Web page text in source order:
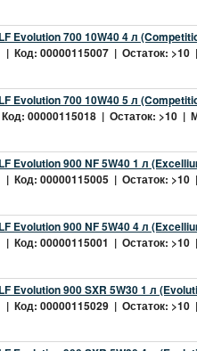
Evolution 700 10W40 4 л
| Код: 00000115007 | Остаток: >10
Evolution 700 10W40 5 л
00000115018 | Остаток: >10 |
Evolution 900 NF 5W40 1 л
| Код: 00000115005 | Остаток: >10
Evolution 900 NF 5W40 4 л
| Код: 00000115001 | Остаток: >10
Evolution 900 SXR 5W30 1 л
| Код: 00000115029 | Остаток: >10